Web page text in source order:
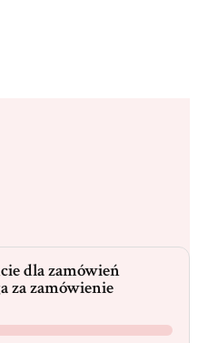
dla zamówień
za zamówienie